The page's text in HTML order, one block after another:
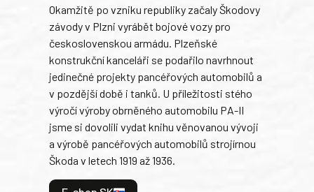
Okamžitě po vzniku republiky začaly Škodovy
závody v Plzni vyrábět bojové vozy pro
československou armádu. Plzeňské
konstrukční kanceláři se podařilo navrhnout
jedinečné projekty pancéřových automobilů a
v pozdější době i tanků. U příležitosti stého
výročí výroby obrněného automobilu PA-II
jsme si dovolili vydat knihu věnovanou vývoji
a výrobě pancéřových automobilů strojírnou
Škoda v letech 1919 až 1936.